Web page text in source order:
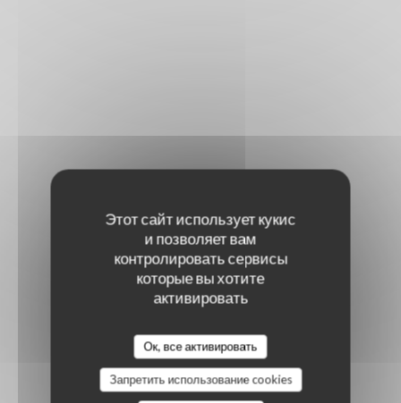
Этот сайт использует кукис
и позволяет вам
контролировать сервисы
которые вы хотите
активировать
Ок, все активировать
Запретить использование cookies